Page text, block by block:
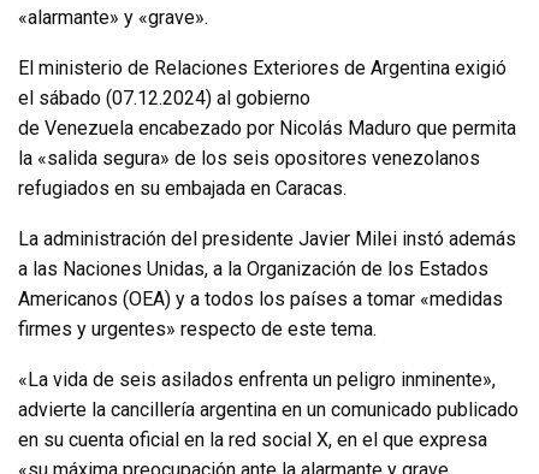
«alarmante» y «grave».
El ministerio de Relaciones Exteriores de Argentina exigió
el sábado (07.12.2024) al gobierno
de Venezuela encabezado por Nicolás Maduro que permita
la «salida segura» de los seis opositores venezolanos
refugiados en su embajada en Caracas.
La administración del presidente Javier Milei instó además
a las Naciones Unidas, a la Organización de los Estados
Americanos (OEA) y a todos los países a tomar «medidas
firmes y urgentes» respecto de este tema.
«La vida de seis asilados enfrenta un peligro inminente»,
advierte la cancillería argentina en un comunicado publicado
en su cuenta oficial en la red social X, en el que expresa